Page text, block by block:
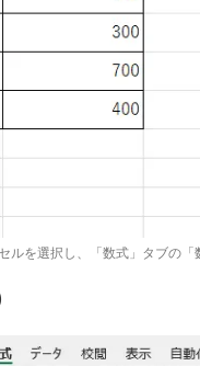
ルを選択し、「数式」タブの